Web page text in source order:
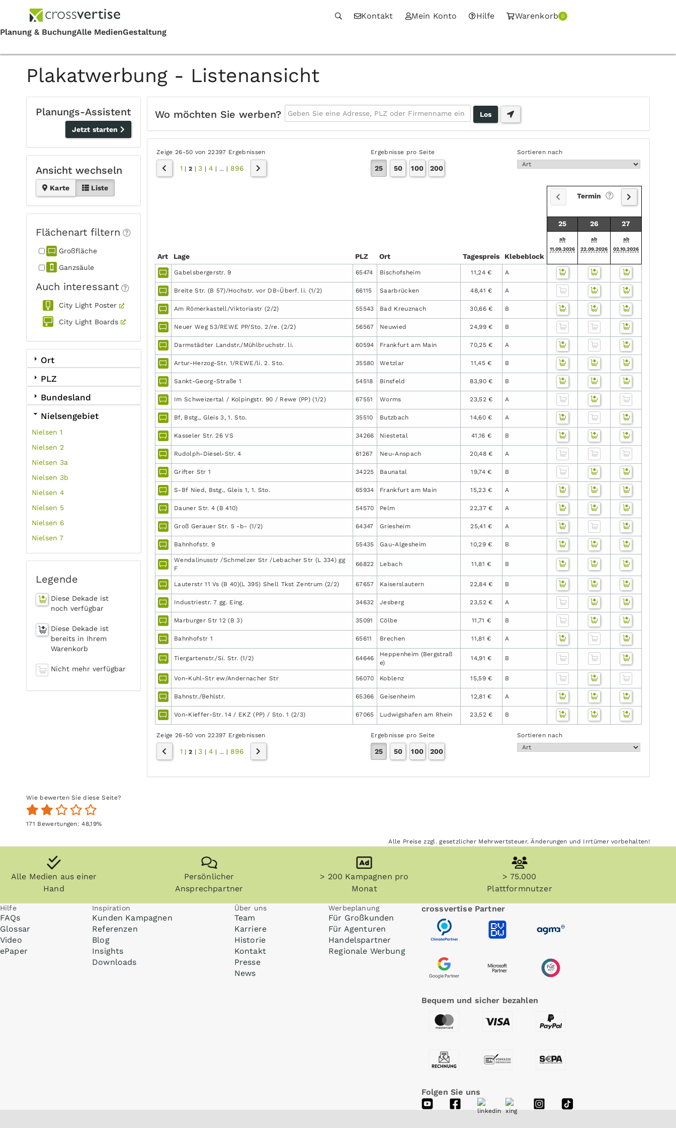
Kontakt Mein Konto Hilfe Warenkorb 0
Plakatwerbung - Listenansicht
Planungs-Assistent
Jetzt starten
Ansicht wechseln
Karte Liste
Flächenart filtern
Großfläche
Ganzsäule
Auch interessant
City Light Poster
City Light Boards
Ort
PLZ
Bundesland
Nielsengebiet
Nielsen 1
Nielsen 2
Nielsen 3a
Nielsen 3b
Nielsen 4
Nielsen 5
Nielsen 6
Nielsen 7
Legende
Diese Dekade ist
noch verfügbar
Diese Dekade ist
bereits in Ihrem
Warenkorb
Nicht mehr verfügbar
Wo möchten Sie werben?
Zeige 26-50 von 22397 Ergebnissen Ergebnisse pro Seite Sortieren nach
1 |2 |3 | 4 | ... | 896 25 50 100 200
Art Lage PLZ Ort Tages­preis Klebe­block
Termin
25 26 27
ab
11.09.2026
ab
22.09.2026
ab
02.10.2026
Gabelsbergerstr. 9 65474 Bischofsheim 11,24 € A
Breite Str. (B 57)/Hochstr. vor DB-Überf. li. (1/2) 66115 Saarbrücken 48,41 € A
Am Römerkastell/Viktoriastr (2/2) 55543 Bad Kreuznach 30,66 € B
Neuer Weg 53/REWE PP/Sto. 2/re. (2/2) 56567 Neuwied 24,99 € B
Darmstädter Landstr./Mühlbruchstr. li. 60594 Frankfurt am Main 70,25 € A
Artur-Herzog-Str. 1/REWE/li. 2. Sto. 35580 Wetzlar 11,45 € B
Sankt-Georg-Straße 1 54518 Binsfeld 83,90 € B
Im Schweizertal / Kolpingstr. 90 / Rewe (PP) (1/2) 67551 Worms 23,52 € A
Bf, Bstg., Gleis 3, 1. Sto. 35510 Butzbach 14,60 € A
Kasseler Str. 26 VS 34266 Niestetal 41,16 € B
Rudolph-Diesel-Str. 4 61267 Neu-Anspach 20,48 € A
Grifter Str 1 34225 Baunatal 19,74 € B
S-Bf Nied, Bstg., Gleis 1, 1. Sto. 65934 Frankfurt am Main 15,23 € A
Dauner Str. 4 (B 410) 54570 Pelm 22,37 € A
Groß Gerauer Str. 5 -b- (1/2) 64347 Griesheim 25,41 € A
Bahnhofstr. 9 55435 Gau-Algesheim 10,29 € B
Wendalinusstr /Schmelzer Str /Lebacher Str (L 334) gg
F
66822 Lebach 11,81 € B
Lauterstr 11 Vs (B 40)(L 395) Shell Tkst Zentrum (2/2) 67657 Kaiserslautern 22,84 € B
Industriestr. 7 gg. Eing. 34632 Jesberg 23,52 € A
Marburger Str 12 (B 3) 35091 Cölbe 11,71 € B
Bahnhofstr 1 65611 Brechen 11,81 € A
Tiergartenstr./Si. Str. (1/2) 64646
Heppenheim (Bergstraß
e)
14,91 € B
Von-Kuhl-Str ew/Andernacher Str 56070 Koblenz 15,59 € B
Bahnstr./Behlstr. 65366 Geisenheim 12,81 € A
Von-Kieffer-Str. 14 / EKZ (PP) / Sto. 1 (2/3) 67065 Ludwigshafen am Rhein 23,52 € B
Zeige 26-50 von 22397 Ergebnissen Ergebnisse pro Seite Sortieren nach
1 |2 |3 | 4 | ... | 896 25 50 100 200
Wie bewerten Sie diese Seite?
171 Bewertungen:48,19%
Alle Preise zzgl. gesetzlicher Mehrwertsteuer. Änderungen und Irrtümer vorbehalten!
Alle Medien aus einer
Hand
Persönlicher
Ansprechpartner
> 200 Kampagnen pro
Monat
> 75.000
Plattformnutzer
Hilfe
FAQs
Glossar
Video
ePaper
Inspiration
Kunden Kampagnen
Referenzen
Blog
Insights
Downloads
Über uns
Team
Karriere
Historie
Kontakt
Presse
News
Werbeplanung
Für Großkunden
Für Agenturen
Handelspartner
Regionale Werbung
crossvertise Partner
Bequem und sicher bezahlen
Folgen Sie uns